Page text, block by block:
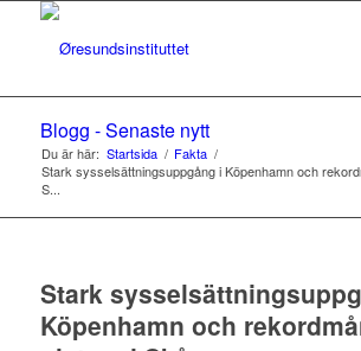
Blogg - Senaste nytt
Du är här: Startsida / Fakta /
Stark sysselsättningsuppgång i Köpenhamn och
S...
Stark
Köpenhamn och